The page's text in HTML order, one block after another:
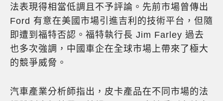
法表現得相當低調且不予評論。先前市場曾傳出
Ford 有意在美國市場引進吉利的技術平台，但隨
即遭到福特否認。福特執行長 Jim Farley 過去
也多次強調，中國車企在全球市場上帶來了極大
的競爭威脅。
汽車產業分析師指出，皮卡產品在不同市場的法